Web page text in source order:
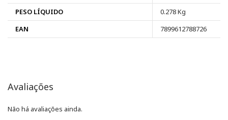
PESO LÍQUIDO
0.278 Kg
EAN
7899612788726
Avaliações
Não há avaliações ainda.